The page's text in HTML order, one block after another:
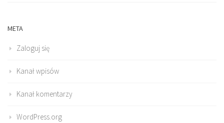
META
Zaloguj się
Kanał wpisów
Kanał komentarzy
WordPress.org